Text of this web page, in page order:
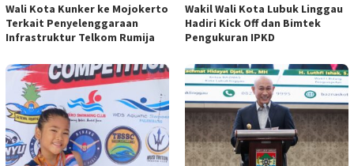
Wali Kota Kunker ke Mojokerto
Terkait Penyelenggaraan
Infrastruktur Telkom Rumija
Wakil Wali Kota Lubuk Linggau
Hadiri Kick Off dan Bimtek
Pengukuran IPKD